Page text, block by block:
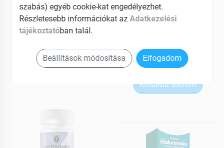
MEGNÉZEM
Elfogyott
MEGNÉZEM
Elérhetõ
Kosárba teszem
szabás) egyéb cookie-kat engedélyezhet.
Részletesebb információkat azAdatkezelési
tájékoztatóban talál.
Beállítások módosítása Elfogadom